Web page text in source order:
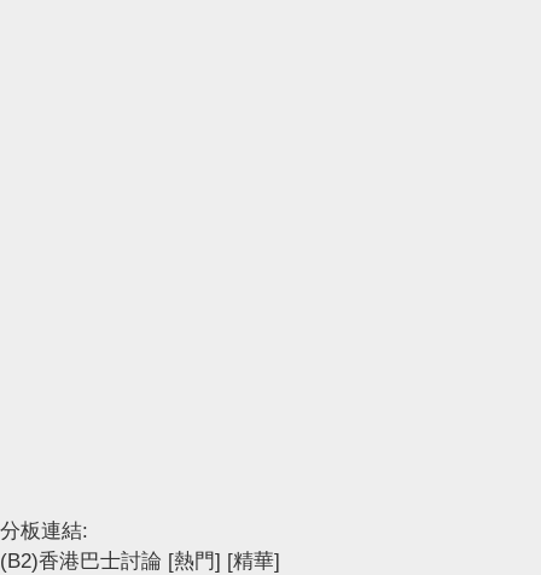
分板連結:
(B2)香港巴士討論 [熱門] [精華]